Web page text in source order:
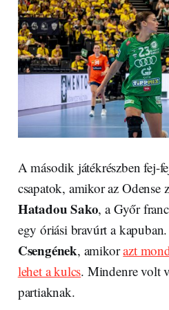
A második játékrészben fej-
csapatok, amikor az Odense
Hatadou Sako, a Győr
egy óriási bravúrt a
Csengének, amikorazt
lehet a kulcs. Mindenre volt
partiaknak.